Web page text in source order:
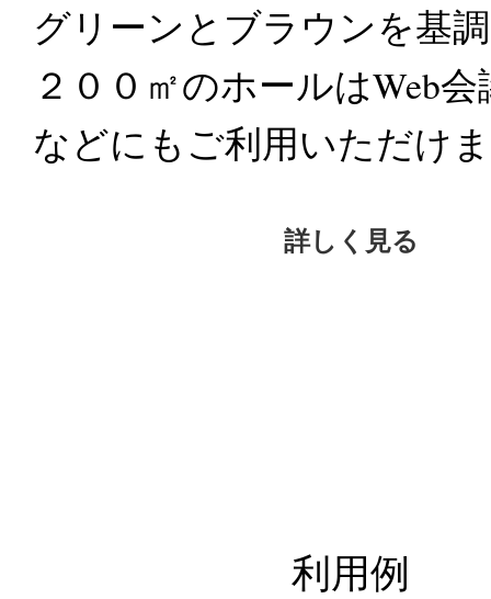
グリーンとブラウンを基
２００㎡のホールはWeb
などにもご利用いただけ
詳しく見る
利用例